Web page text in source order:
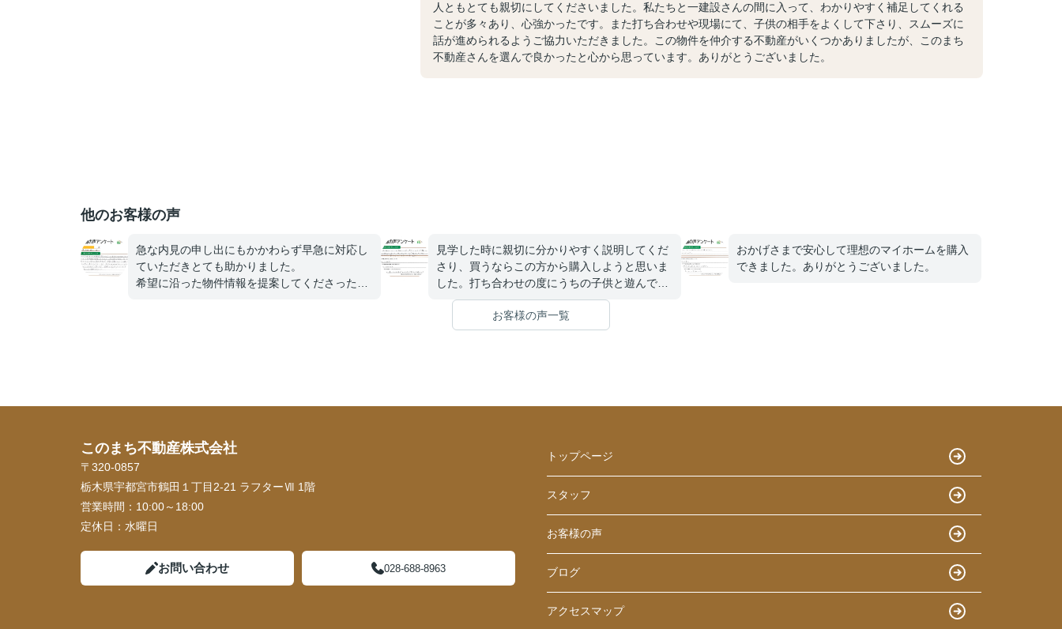
人ともとても親切にしてくださいました。私たちと一建設さんの間に入って、わかりやすく補足してくれる
ことが多々あり、心強かったです。また打ち合わせや現場にて、子供の相手をよくして下さり、スムーズに
話が進められるようご協力いただきました。この物件を仲介する不動産がいくつかありましたが、このまち
不動産さんを選んで良かったと心から思っています。ありがとうございました。
他のお客様の声
急な内見の申し出にもかかわらず早急に対応し
ていただきとても助かりました。
希望に沿った物件情報を提案してくださった
見学した時に親切に分かりやすく説明してくだ
さり、買うならこの方から購入しようと思いま
した。打ち合わせの度にうちの子供と遊んでも
らったので、購入後の今も今度はいつ担当の方
と会えるのかと聞かれるほど仲良くして頂きま
した。
おかげさまで安心して理想のマイホームを購入
できました。ありがとうございました。
お客様の声一覧
このまち不動産株式会社
〒320-0857
栃木県宇都宮市鶴田１丁目2-21 ラフターⅦ 1階
営業時間： 10:00～18:00
定休日： 水曜日
お問い合わせ 028-688-8963
トップページ
スタッフ
お客様の声
ブログ
アクセスマップ